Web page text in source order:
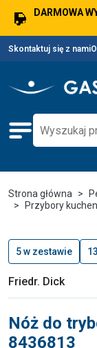
DARMOWA
Skontaktuj się z nami
Strona główna
Przybory
5 w zestawie
Friedr. Dick
Nóż do
8436813